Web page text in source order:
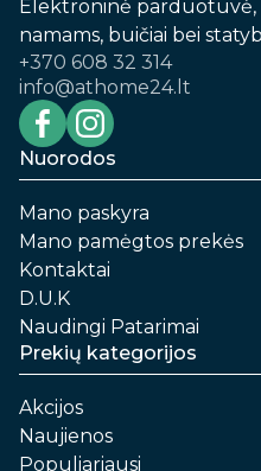
Elektroninė parduotuvė,
namams, buičiai bei
+370 608 32 314
info@athome24.lt
Nuorodos
Mano paskyra
Mano pamėgtos prekės
Kontaktai
D.U.K
Naudingi Patarimai
Prekių kategorijos
Akcijos
Naujienos
Populiariausi